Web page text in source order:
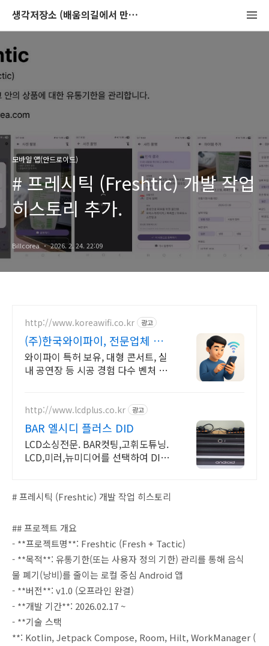
생각저장소 (배움의길에서 만나는 이야기)
모바일 앱(안드로이드)
# 프레시틱 (Freshtic) 개발 작업
히스토리 추가.
Billcorea 2026. 2. 24. 22:09
http://www.koreawifi.co.kr 광고
(주)한국와이파이, 전문업체 설
계및구축
와이파이 특허 보유, 대형 콘서트, 실
내 공연장 등 시공 경험 다수 벤처 기
있는 기업
http://www.lcdplus.co.kr 광고
BAR 엘시디 플러스 DID
LCD소싱전문. BAR컷팅,고휘도튜닝.
LCD,미러,뉴미디어를 선택하여 DID
# 프레시틱 (Freshtic) 개발 작업 히스토리
## 프로젝트 개요
- **프로젝트명**: Freshtic (Fresh + Tactic)
- **목적**: 유통기한(또는 사용자 정의 기한) 관리를 통해 음식
물 폐기(낭비)를 줄이는 로컬 중심 Android 앱
- **버전**: v1.0 (오프라인 완결)
- **개발 기간**: 2026.02.17 ~
- **기술 스택
**: Kotlin, Jetpack Compose, Room, Hilt, WorkManager (